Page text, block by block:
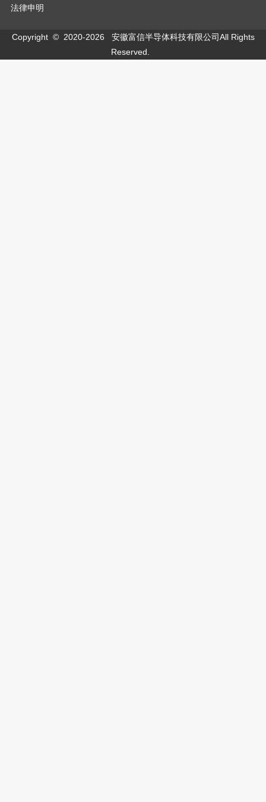
法律申明
Copyright © 2020-2026
安徽富信半导体科技有限公司All Rights
Reserved.